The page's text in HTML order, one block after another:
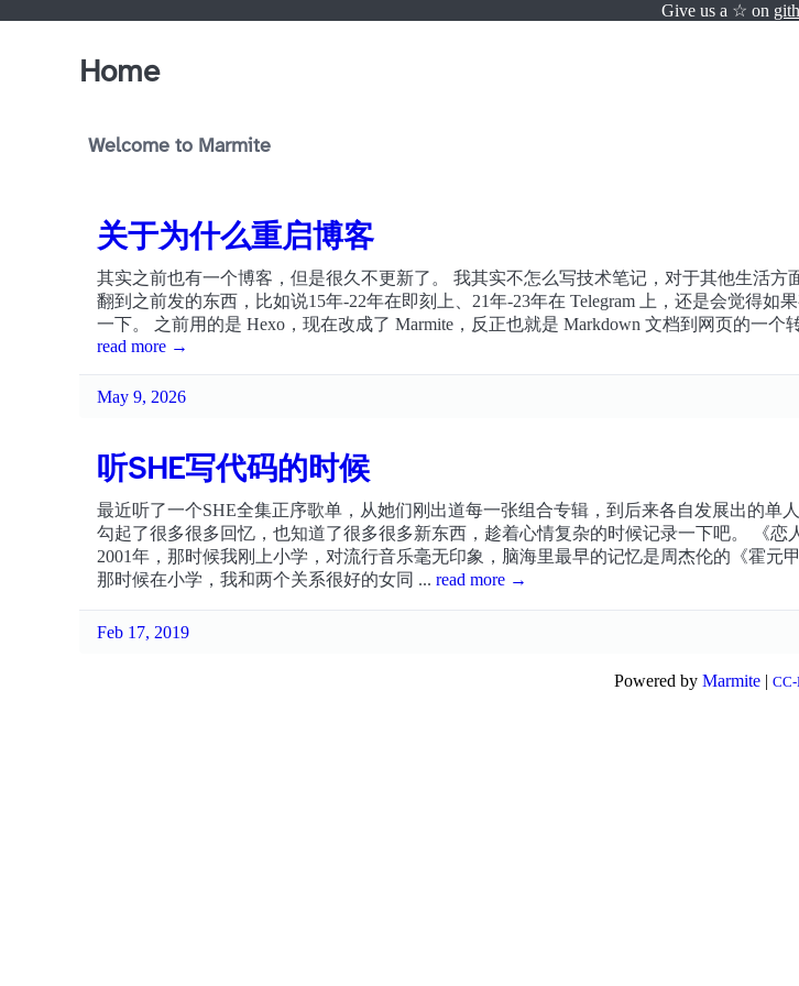
Give us a ☆ on
Home
Welcome to Marmite
关于为什么重启博客
其实之前也有一个博客，但是很久不更新了。 我其实不怎么写技术笔记，对于其他生活
翻到之前发的东西，比如说15年-22年在即刻上、21年-23年在 Telegram 上，还是会觉得
一下。 之前用的是 Hexo，现在改成了 Marmite，反正也就是 Markdown 文档到网页的一
read more →
May 9, 2026
听SHE写代码的时候
最近听了一个SHE全集正序歌单，从她们刚出道每一张组合专辑，到后来各自发展出的单
勾起了很多很多回忆，也知道了很多很多新东西，趁着心情复杂的时候记录一下吧。 《
2001年，那时候我刚上小学，对流行音乐毫无印象，脑海里最早的记忆是周杰伦的《霍元
那时候在小学，我和两个关系很好的女同 ... read more →
Feb 17, 2019
Powered by Marmite|